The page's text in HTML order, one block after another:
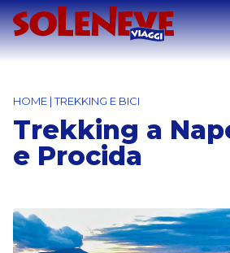
HOME |TREKKING E BICI
Trekking a
e Procida